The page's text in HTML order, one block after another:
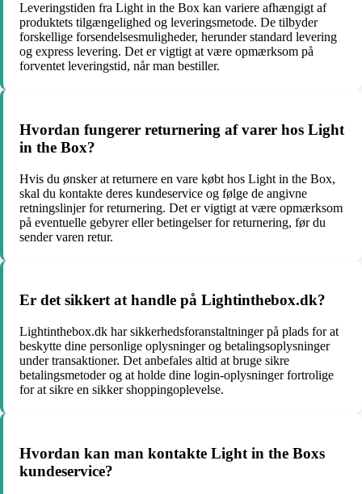
Leveringstiden fra Light in the Box kan variere afhængigt af
produktets tilgængelighed og leveringsmetode. De tilbyder
forskellige forsendelsesmuligheder, herunder standard levering
og express levering. Det er vigtigt at være opmærksom på
forventet leveringstid, når man bestiller.
Hvordan fungerer returnering af varer hos Light
in the Box?
Hvis du ønsker at returnere en vare købt hos Light in the Box,
skal du kontakte deres kundeservice og følge de angivne
retningslinjer for returnering. Det er vigtigt at være opmærksom
på eventuelle gebyrer eller betingelser for returnering, før du
sender varen retur.
Er det sikkert at handle på Lightinthebox.dk?
Lightinthebox.dk har sikkerhedsforanstaltninger på plads for at
beskytte dine personlige oplysninger og betalingsoplysninger
under transaktioner. Det anbefales altid at bruge sikre
betalingsmetoder og at holde dine login-oplysninger fortrolige
for at sikre en sikker shoppingoplevelse.
Hvordan kan man kontakte Light in the Boxs
kundeservice?